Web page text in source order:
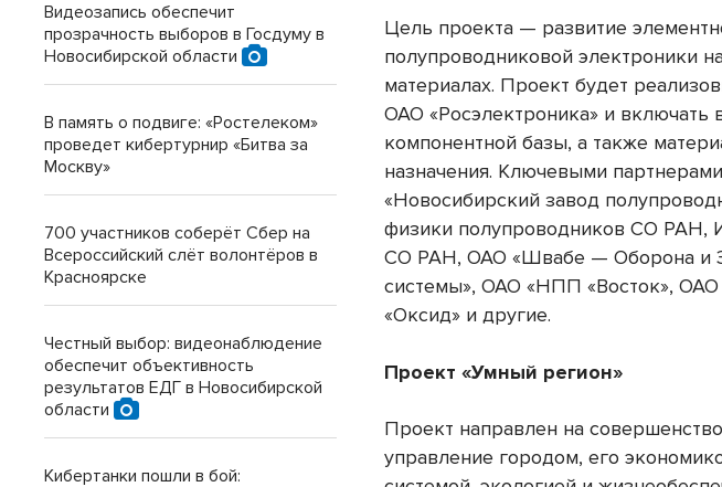
Цель проекта — развитие
полупроводниковой электроники
материалах. Проект будет
ОАО «Росэлектроника» и включать
компонентной базы, а также
назначения. Ключевыми
«Новосибирский завод
физики полупроводников СО РАН,
СО РАН, ОАО «Швабе — Оборона и
системы», ОАО «НПП «Восток»,
«Оксид» и другие.
Проект «Умный регион»
Проект направлен на
управление городом, его
Видеозапись обеспечит
прозрачность выборов в Госдуму в
Новосибирской области
В память о подвиге: «Ростелеком»
проведет кибертурнир «Битва за
Москву»
700 участников соберёт Сбер на
Всероссийский слёт волонтёров в
Красноярске
Честный выбор: видеонаблюдение
обеспечит объективность
результатов ЕДГ в Новосибирской
области
Кибертанки пошли в бой: